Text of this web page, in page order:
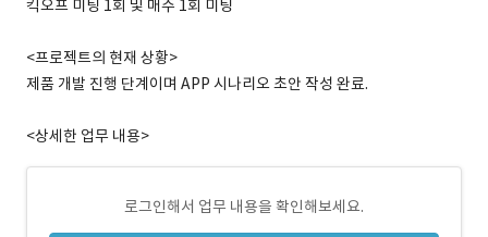
킥오프 미팅 1회 및 매주 1회 미팅
<프로젝트의 현재 상황>
제품 개발 진행 단계이며 APP 시나리오 초안 작성 완료.
<상세한 업무 내용>
로그인해서 업무 내용을 확인해보세요.